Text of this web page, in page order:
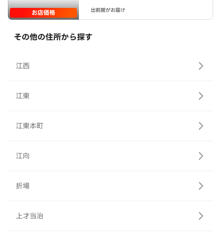
お店価格 出前館がお届け
その他の住所から探す
江西
江東
江東本町
江向
折場
上才当治